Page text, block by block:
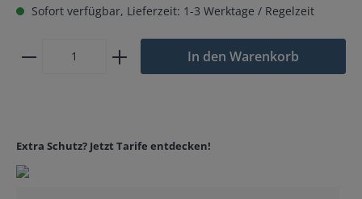
Sofort verfügbar, Lieferzeit: 1-3 Werktage / Regelzeit
In den Warenkorb
Extra Schutz? Jetzt Tarife entdecken!